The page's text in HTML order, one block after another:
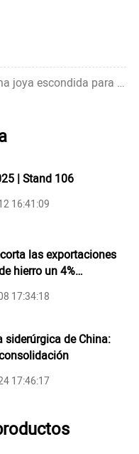
[ Siguiente ]: Barra Incoloy 825: una joya escondida para aplicaciones resistentes a la corrosión
| Stand 106
16:41:09
las exportaciones
hierro un 4%
octubre
17:34:18
siderúrgica de China:
17:46:17